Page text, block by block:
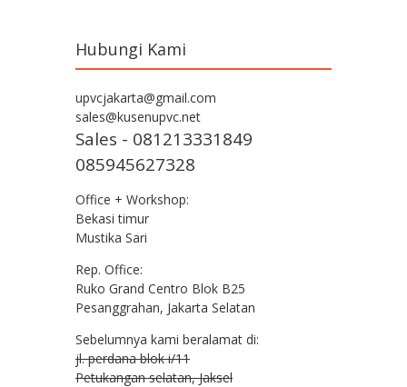
Hubungi Kami
upvcjakarta@gmail.com
sales@kusenupvc.net
Sales - 081213331849
085945627328
Office + Workshop:
Bekasi timur
Mustika Sari
Rep. Office:
Ruko Grand Centro Blok B25
Pesanggrahan, Jakarta Selatan
Sebelumnya kami beralamat di:
jl. perdana blok i/11
Petukangan selatan, Jaksel